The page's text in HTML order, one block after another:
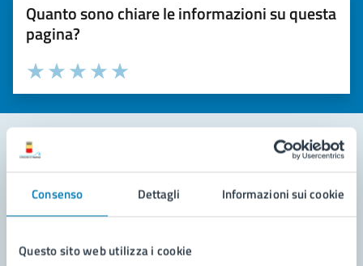
Consenso Dettagli Informazioni sui cookie
Questo sito web utilizza i cookie
Quanto sono chiare le informazioni su questa
pagina?
Valuta la chiarezza delle informazioni (da 1 a 5 stelle)
Seleziona il numero di stelle per valutare la chiarezza delle
Valuta 5 stelle su 5
Valuta 4 stelle su 5
Valuta 3 stelle su 5
Valuta 2 stelle su 5
Valuta 1 stelle su 5
Leggi le domande frequenti
Richiedi assistenza